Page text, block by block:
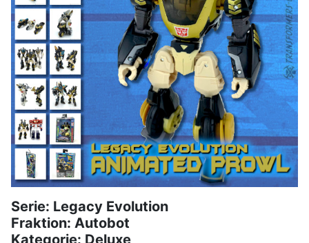
Serie: Legacy Evolution
Fraktion: Autobot
Kategorie: Deluxe